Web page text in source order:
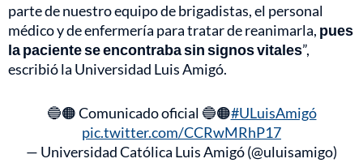
parte de nuestro equipo de brigadistas, el personal
médico y de enfermería para tratar de reanimarla, pues
la paciente se encontraba sin signos vitales”,
escribió la Universidad Luis Amigó.
🔵🟠 Comunicado oficial 🔵🟠#ULuisAmigó
pic.twitter.com/CCRwMRhP17
— Universidad Católica Luis Amigó (@uluisamigo)